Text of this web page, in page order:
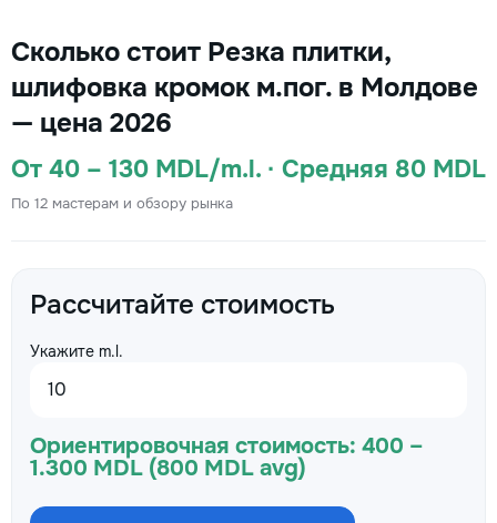
Сколько стоит Резка плитки,
шлифовка кромок м.пог. в Молдове
— цена 2026
От 40 – 130 MDL/m.l. · Средняя 80 MDL
По 12 мастерам и обзору рынка
Рассчитайте стоимость
Укажите m.l.
Ориентировочная стоимость: 400 –
1.300 MDL (800 MDL avg)